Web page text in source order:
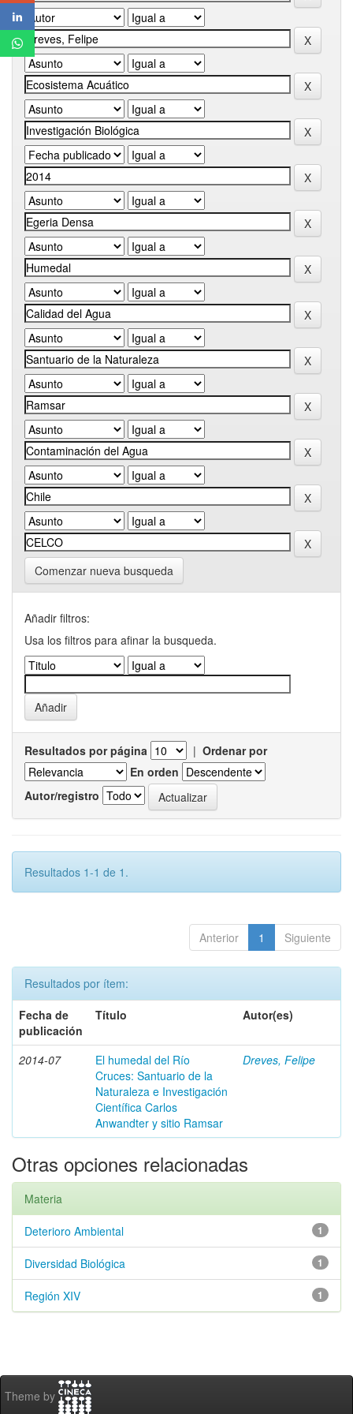
Comenzar nueva busqueda
Añadir filtros:
Usa los filtros para afinar la busqueda.
Resultados por página | Ordenar por
En orden
Autor/registro
Resultados 1-1 de 1.
Anterior 1 Siguiente
Resultados por ítem:
Fecha de
publicación
Título Autor(es)
2014-07
El humedal del Río
Cruces: Santuario de la
Naturaleza e Investigación
Científica Carlos
Anwandter y sitio Ramsar
Dreves, Felipe
Otras opciones relacionadas
Materia
1
Deterioro Ambiental
1
Diversidad Biológica
1
Región XIV
Theme by